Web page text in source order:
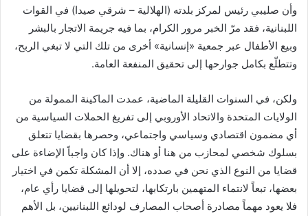
ك
ي
ا
وأن صليبي رئيس لمركز بلدته (الهلالية – شرقي صيدا) في القوات
اللبنانية، فقد مرّ الخبر مرور الكرام، بما فيه جريمة الاتجار بالبشر
وبيع الأطفال عبر جمعية «إنسانية» أخرى من تلك التي لا تبغي الربح،
وتتطلّع بكامل جوارحها إلى تحقيق المنفعة العامة.
ولكن، في السنوات القليلة الماضية، عمدت الماكينة الممولة من
الولايات المتحدة والاتحاد الأوروبي إلى تفريغ الحملات السياسية من
أي مضمون اقتصادي وسياسي واجتماعي، وحصرها بقضايا تتعلق
بسلوك شخصي لمحازب من هنا أو هناك. وإذا كان واجباً الإضاءة على
قضايا من النوع الذي نحن في صدده، إلا أن المشكلة تكمن في اختيار
بعضها، تبعاً لانتماء المتهمين بارتكابها، لتحويلها إلى قضايا رأي عام،
فلا يعود مهماً مصادرة أصحاب المصارف لودائع اللبنانيين، بل الأهم